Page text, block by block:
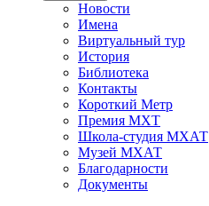
Новости
Имена
Виртуальный тур
История
Библиотека
Контакты
Короткий Метр
Премия МХТ
Школа-студия МХАТ
Музей МХАТ
Благодарности
Документы